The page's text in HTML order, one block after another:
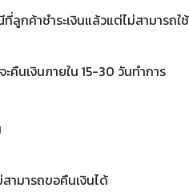
กค้าชำระเงินแล้วแต่ไม่สามารถใ
ะคืนเงินภายใน 15-30 วันทำการ
ามารถขอคืนเงินได้